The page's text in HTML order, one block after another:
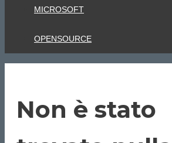
MICROSOFT
OPENSOURCE
Non è stato